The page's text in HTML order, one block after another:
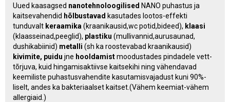
Uued kaasagsed nanotehnoloogilised NANO puhastus ja
kaitsevahendid hõlbustavad kasutades lootos-effekti
tunduvalt keraamika (kraanikausid,wc potid,bideed), klaasi
(klaasseinad,peeglid), plastiku (mullivannid,aurusaunad,
dushikabiinid) metalli (sh ka roostevabad kraanikausid)
kivimite, puidu jne hooldamistmoodustades pindadele vett-
tõrjuva, kuid hingamisaktiivse kaitsekihi ning vähendavad
keemiliste puhastusvahendite kasutamisvajadust kuni 90%-
liselt, andes ka bakteriaalset kaitset.(Vähem keemiat-vähem
allergiaid.)